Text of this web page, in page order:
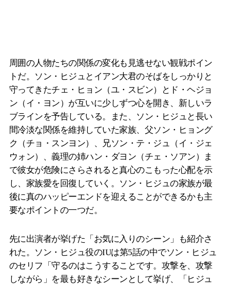
周囲の人物たちの関係の変化も見逃せない観戦ポイン
トだ。ソン・ヒジュとイアン大君のそばをしっかりと
守ってきたチェ・ヒョン（ユ・スビン）とド・ヘジョ
ン（イ・ヨン）が互いに少しずつ心を開き、新しいラ
ブラインを予告している。また、ソン・ヒジュと長い
間冷淡な関係を維持していた家族、父ソン・ヒョング
ク（チョ・スンヨン）、兄ソン・テ・ジュ（イ・ジェ
ウォン）、義理の姉ハン・ダヨン（チェ・ソアン）ま
で彼女が危険にさらされると真心のこもった心配を示
し、家族愛を回復していく。ソン・ヒジュの家族が最
後に真のハッピーエンドを迎えることができるかも主
要なポイントの一つだ。
先に出演者が挙げた「お気に入りのシーン」も紹介さ
れた。ソン・ヒジュ役のIUは第5話の中でソン・ヒジュ
のセリフ「守るのはこうすることです。攻撃を、攻撃
しながら」を最も好きなシーンとして挙げ、「ヒジュ